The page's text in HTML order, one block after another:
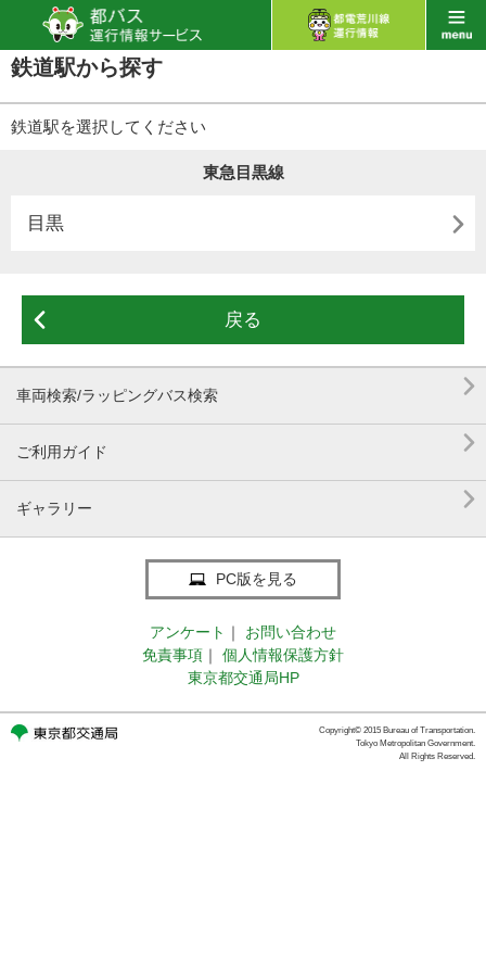
鉄道駅から探す
鉄道駅を選択してください
東急目黒線
目黒 
 戻る
車両検索/ラッピングバス検索 
ご利用ガイド 
ギャラリー 
PC版を見る
アンケート ｜
お問い合わせ
免責事項 ｜
個人情報保護方針
東京都交通局HP
Copyright© 2015 Bureau of Transportation.
Tokyo Metropolitan Government.
All Rights Reserved.